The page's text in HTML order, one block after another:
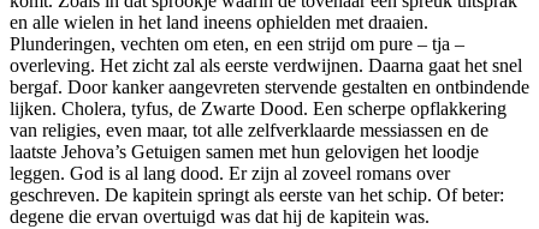
en alle wielen in het land ineens ophielden met draaien.
Plunderingen, vechten om eten, en een strijd om pure – tja –
overleving. Het zicht zal als eerste verdwijnen. Daarna gaat het snel
bergaf. Door kanker aangevreten stervende gestalten en ontbindende
lijken. Cholera, tyfus, de Zwarte Dood. Een scherpe opflakkering
van religies, even maar, tot alle zelfverklaarde messiassen en de
laatste Jehova’s Getuigen samen met hun gelovigen het loodje
leggen. God is al lang dood. Er zijn al zoveel romans over
geschreven. De kapitein springt als eerste van het schip. Of beter:
degene die ervan overtuigd was dat hij de kapitein was.